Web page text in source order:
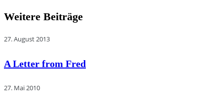
Weitere Beiträge
27. August 2013
A Letter from Fred
27. Mai 2010